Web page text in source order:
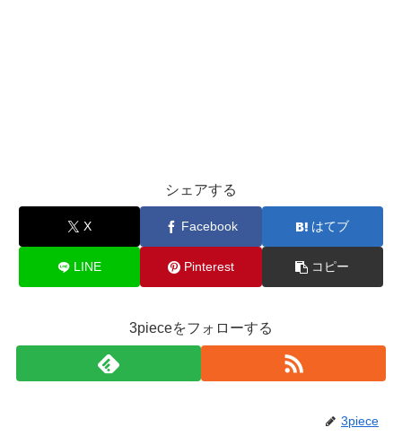
シェアする
X Facebook はてブ
LINE Pinterest コピー
3pieceをフォローする
3piece